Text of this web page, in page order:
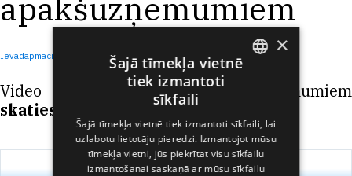
apakšuzņēmumiem
Ievadapmācība viesstrādniekiem Lejupielādēt
Video par informāciju apakšuzņēmumiem
skaties šeit
RUSSIAN
SPANISH
×
Šajā tīmekļa vietnē
tiek izmantoti
sīkfaili
Šajā tīmekļa vietnē tiek izmantoti sīkfaili, lai
uzlabotu lietotāju pieredzi. Izmantojot mūsu
tīmekļa vietni, jūs piekrītat visu sīkfailu
izmantošanai saskaņā ar mūsu sīkfailu